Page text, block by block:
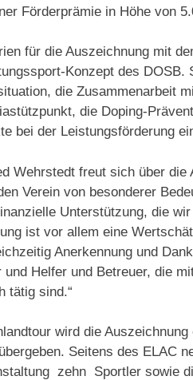
Förderprämie in Höhe von
für die Auszeichnung mit
Konzept des DOSB.
die Zusammenarbeit
die Doping-
bei der Leistungsförderung
Wehrstedt freut sich über die
Verein von besonderer
Unterstützung, die
ist vor allem eine
Anerkennung und
und Helfer und Betreuer, die
tätig sind.“
wird die
Seitens des ELAC
zehn Sportler sowie